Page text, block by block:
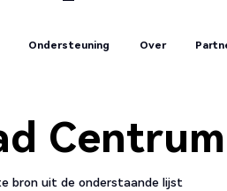
Ondersteuning
Over
Centrum
bron uit de onderstaande lijst